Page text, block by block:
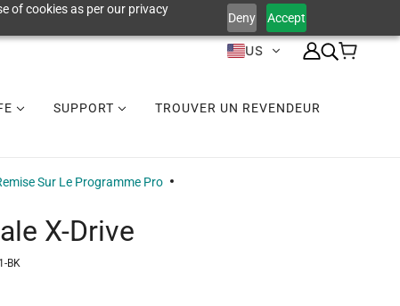
of cookies as per our privacy
Deny Accept
US
SUPPORT TROUVER UN REVENDEUR
Sur Le Programme Pro
X-Drive
BK